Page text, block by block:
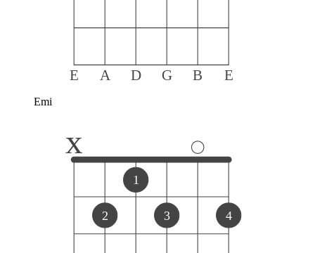
E A D G B E
Emi
x
2
1
3 4